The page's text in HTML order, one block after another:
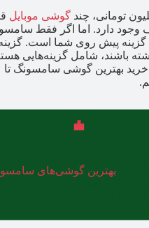
گوشی موبایل
وجود دارد. اما اگر فقط
گزینه پیش روی شما است.
باشند، شامل گزینه‌هایی